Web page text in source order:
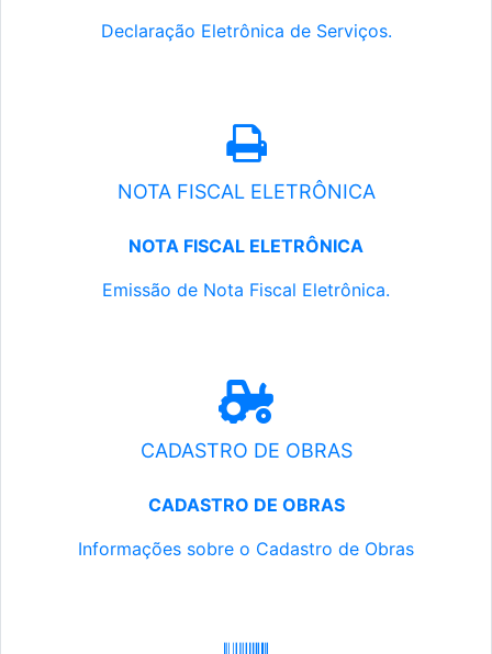
Declaração Eletrônica de Serviços.
NOTA FISCAL ELETRÔNICA
NOTA FISCAL ELETRÔNICA
Emissão de Nota Fiscal Eletrônica.
CADASTRO DE OBRAS
CADASTRO DE OBRAS
Informações sobre o Cadastro de Obras